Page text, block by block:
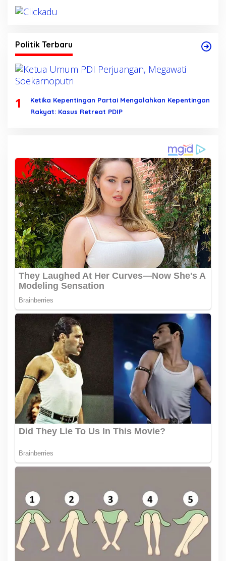
Politik Terbaru
1
Ketika Kepentingan Partai Mengalahkan Kepentingan
Rakyat: Kasus Retreat PDIP